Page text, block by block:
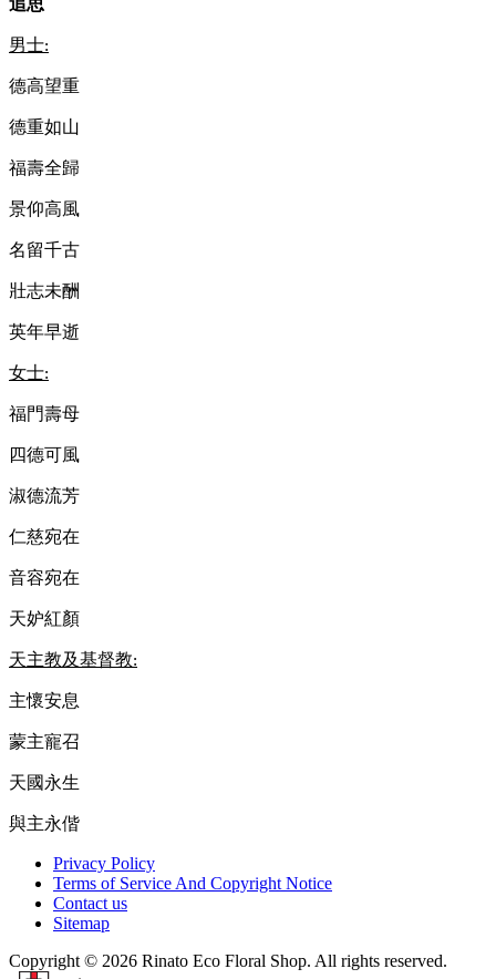
追思
男士:
德高望重
德重如山
福壽全歸
景仰高風
名留千古
壯志未酬
英年早逝
女士:
福門壽母
四德可風
淑德流芳
仁慈宛在
音容宛在
天妒紅顏
天主教及基督教:
主懷安息
蒙主寵召
天國永生
與主永偕
Privacy Policy
Terms of Service And Copyright Notice
Contact us
Sitemap
Copyright © 2026 Rinato Eco Floral Shop. All rights reserved.